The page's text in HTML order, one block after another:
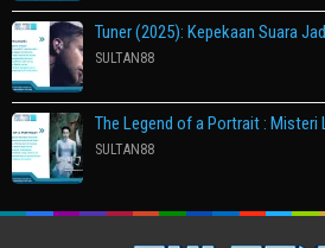
Tuner (2025): Kepekaan Suara
SULTAN88
The Legend of a Portrait : Misteri
SULTAN88